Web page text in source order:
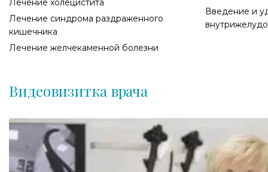
Лечение холецистита
Лечение синдрома раздраженного
кишечника
Лечение желчекаменной болезни
Введение и
Видеовизитка врача